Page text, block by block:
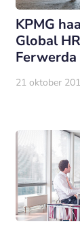
KPMG
Global
Ferwerda
21 oktober